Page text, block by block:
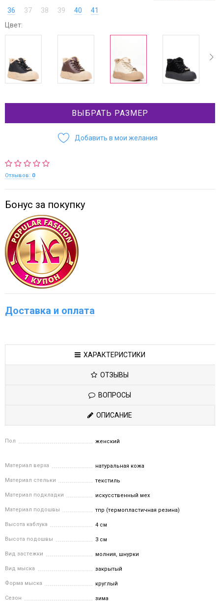
36
37 38 39 40
41
Цвет:
ВЫБРАТЬ РАЗМЕР
Добавить в мои желания
Отзывов: 0
Бонус за покупку
Доставка и оплата
ХАРАКТЕРИСТИКИ
ОТЗЫВЫ
ВОПРОСЫ
ОПИСАНИЕ
Пол женский
Материал верха натуральная кожа
Материал стельки текстиль
Материал подкладки искусственный мех
Материал подошвы тпр (термопластичная резина)
Высота каблука 4 см
Высота подошвы 3 см
Вид застежки молния, шнурки
Вид мыска закрытый
Форма мыска круглый
Сезон зима